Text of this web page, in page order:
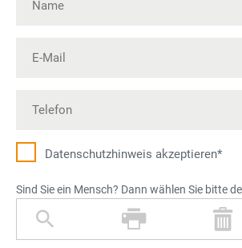
Datenschutz­hinweis akzeptieren*
Sind Sie ein Mensch? Dann wählen Sie bitte
u
D
r